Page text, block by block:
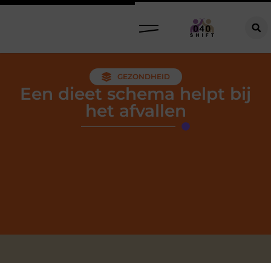
GEZONDHEID
Een dieet schema helpt bij
het afvallen